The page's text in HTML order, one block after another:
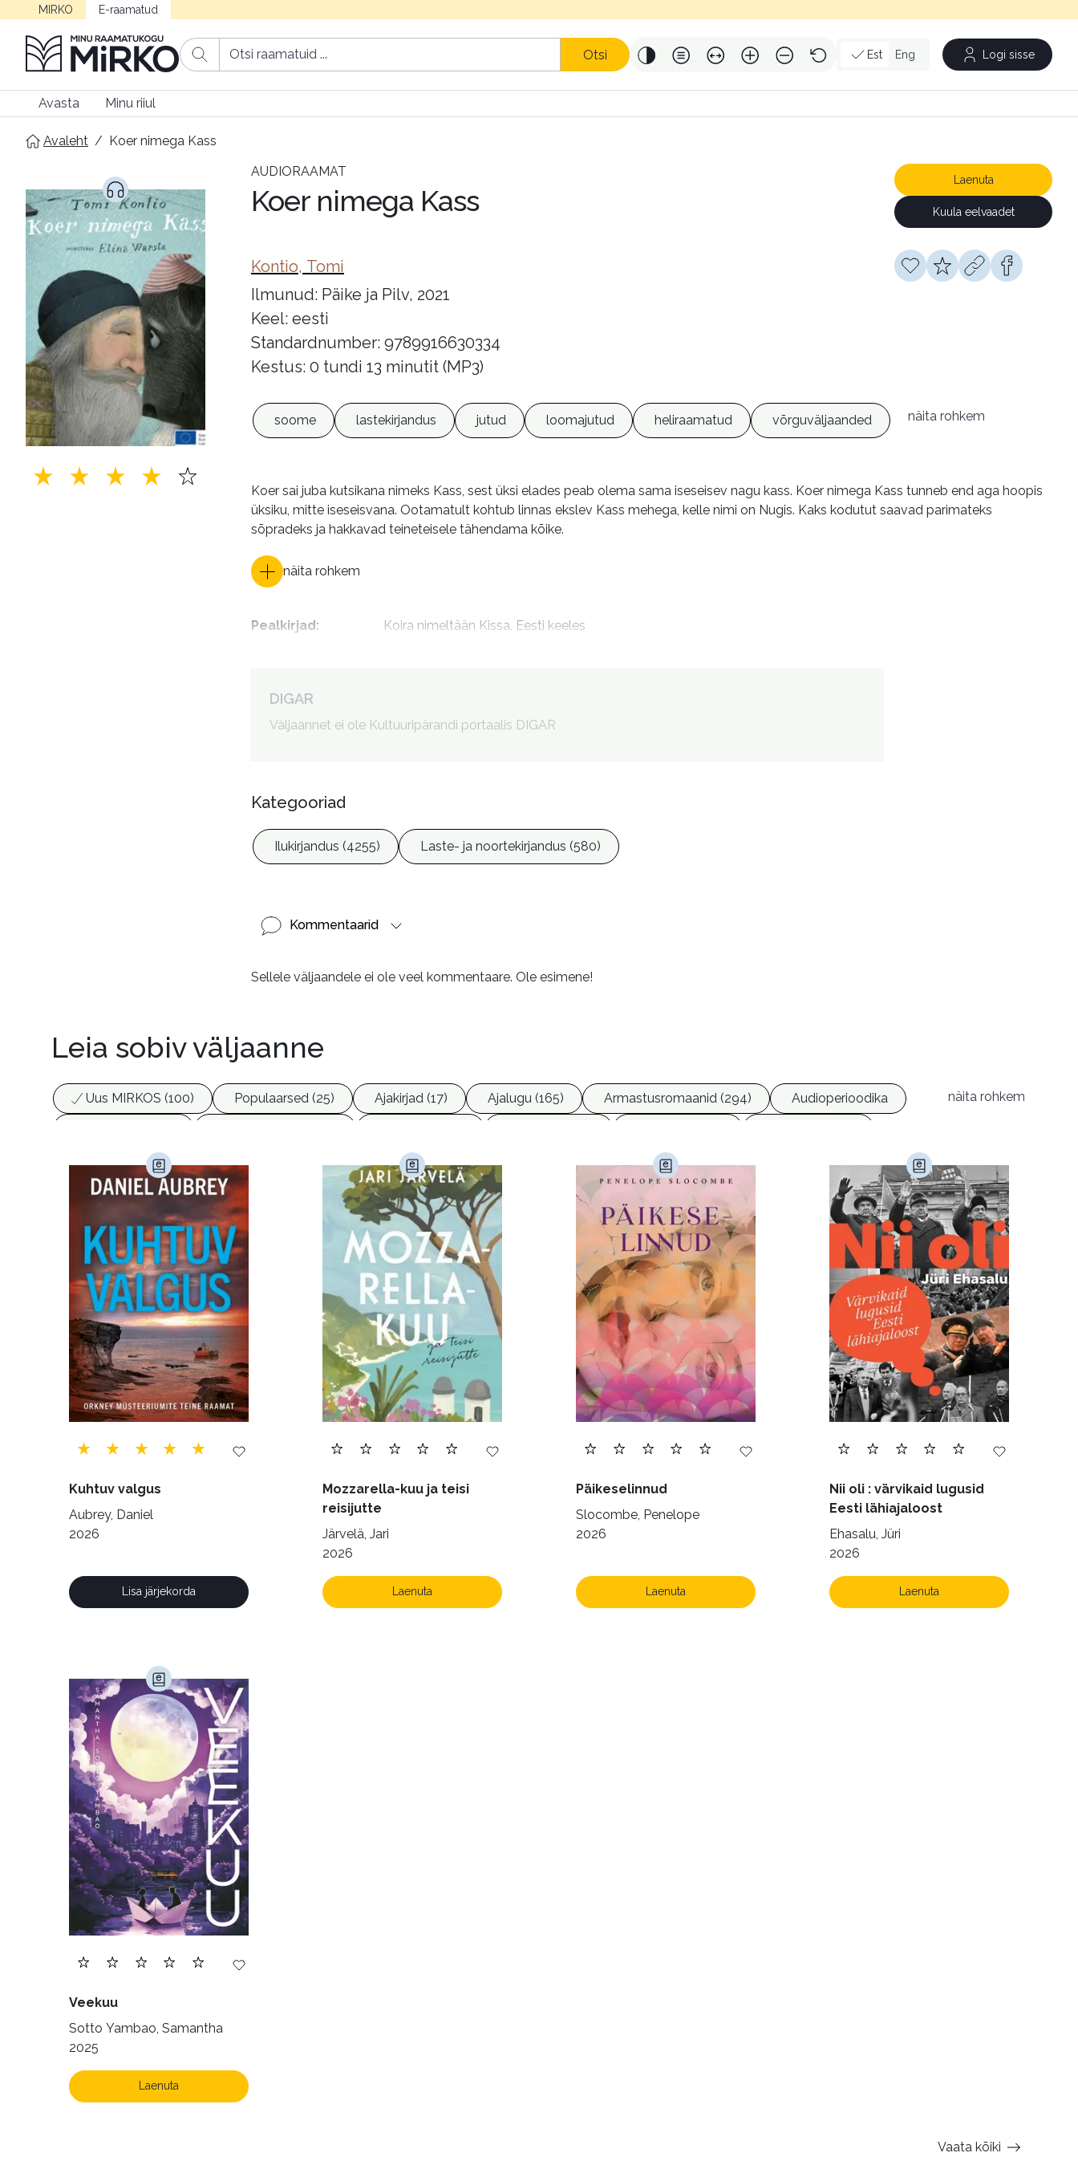
MIRKO E-raamatud
Otsi Est Eng Logi sisse
Avasta Minu riiul
Avaleht / Koer nimega Kass
AUDIORAAMAT
Koer nimega Kass
Kontio, Tomi
Ilmunud: Päike ja Pilv, 2021
Keel: eesti
Standardnumber: 9789916630334
Kestus: 0 tundi 13 minutit (MP3)
Laenuta
Kuula eelvaadet
soome lastekirjandus jutud loomajutud heliraamatud võrguväljaanded näita rohkem
Koer sai juba kutsikana nimeks Kass, sest üksi elades peab olema sama iseseisev nagu kass. Koer nimega Kass tunneb end aga hoopis
üksiku, mitte iseseisvana. Ootamatult kohtub linnas ekslev Kass mehega, kelle nimi on Nugis. Kaks kodutut saavad parimateks
sõpradeks ja hakkavad teineteisele tähendama kõike.
näita rohkem
Pealkirjad:
Koira nimeltään Kissa. Eesti keeles
DIGAR
Väljaannet ei ole Kultuuripärandi portaalis DIGAR
Kategooriad
Ilukirjandus (4255) Laste- ja noortekirjandus (580)
Kommentaarid
Sellele väljaandele ei ole veel kommentaare. Ole esimene!
Leia sobiv väljaanne
Uus MIRKOS (100) Populaarsed (25) Ajakirjad (17) Ajalugu (165) Armastusromaanid (294)
Audioperioodika
Juhtimine (23) Krimi ja põnevik (1285)
Kunst ja looming (86)
Laste- ja noortekirjandus (580) Loodus (53) Loodusteadus (32)
Maamajandus (24)
Majandus (34) Perioodika (15) Psühholoogia (185) Rahandus (46)
Religioon (107)
Siseturvalisus (34)
Sport (52) Tehnika (6) Telekommunikatsioon (9) Tervis (147)
Transport (8)
Ulme ja fantaasia (244)
Õigus (22) Õppekirjandus (48) Ühiskond (168)
näita rohkem
Kuhtuv valgus
Aubrey, Daniel
2026
Lisa järjekorda
Mozzarella-kuu ja teisi
reisijutte
Järvelä, Jari
2026
Laenuta
Päikeselinnud
Slocombe, Penelope
2026
Laenuta
Nii oli : värvikaid lugusid
Eesti lähiajaloost
Ehasalu, Jüri
2026
Laenuta
Veekuu
Sotto Yambao, Samantha
2025
Laenuta
Vaata kõiki